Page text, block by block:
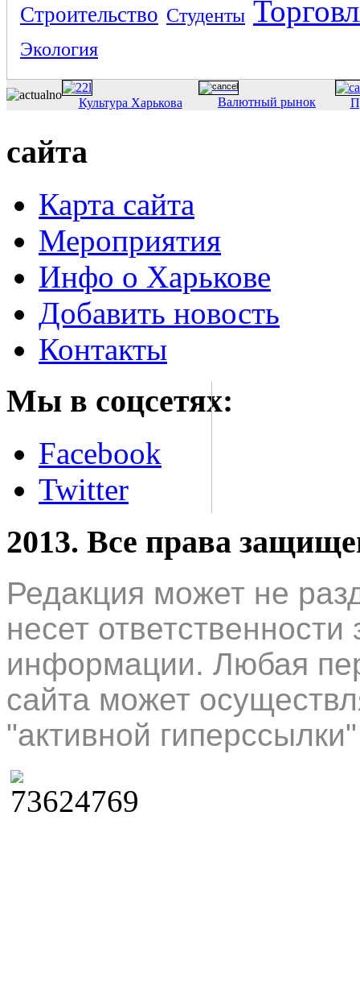
Строительство Студенты
Экология
Культура Харькова Валютный рынок
сайта
Карта сайта
Мероприятия
Инфо о Харькове
Добавить новость
Контакты
Мы в соцсетях:
Facebook
Twitter
2013. Все права
Редакция может не
несет
информации. Любая
сайта может
"активной